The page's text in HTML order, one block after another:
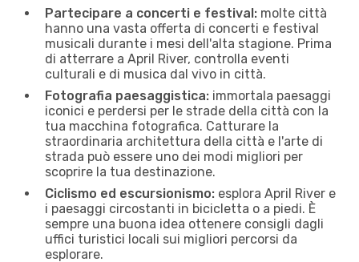
Partecipare a concerti e festival: molte città
hanno una vasta offerta di concerti e festival
musicali durante i mesi dell'alta stagione. Prima
di atterrare a April River, controlla eventi
culturali e di musica dal vivo in città.
Fotografia paesaggistica: immortala paesaggi
iconici e perdersi per le strade della città con la
tua macchina fotografica. Catturare la
straordinaria architettura della città e l'arte di
strada può essere uno dei modi migliori per
scoprire la tua destinazione.
Ciclismo ed escursionismo: esplora April River e
i paesaggi circostanti in bicicletta o a piedi. È
sempre una buona idea ottenere consigli dagli
uffici turistici locali sui migliori percorsi da
esplorare.